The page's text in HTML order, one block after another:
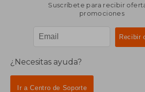
Suscríbete para recibir
promociones
¿Necesitas ayuda?
Ir a Centro de Soporte